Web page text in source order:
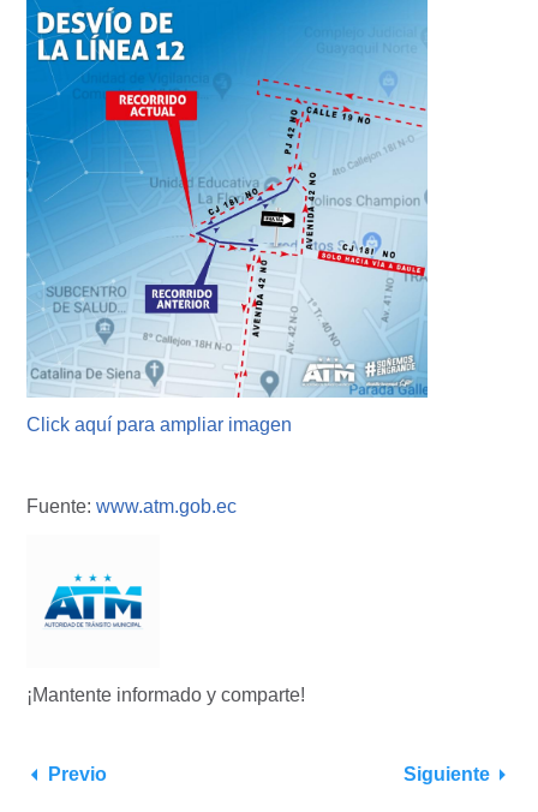
Click aquí para ampliar imagen
Fuente: www.atm.gob.ec
¡Mantente informado y comparte!
Previo Siguiente